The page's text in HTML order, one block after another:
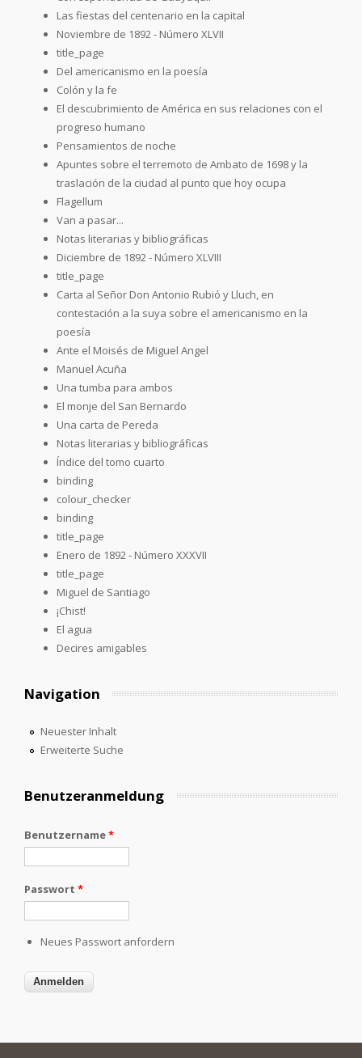
Las fiestas del centenario en la capital
Noviembre de 1892 - Número XLVII
title_page
Del americanismo en la poesía
Colón y la fe
El descubrimiento de América en sus relaciones con el
progreso humano
Pensamientos de noche
Apuntes sobre el terremoto de Ambato de 1698 y la
traslación de la ciudad al punto que hoy ocupa
Flagellum
Van a pasar...
Notas literarias y bibliográficas
Diciembre de 1892 - Número XLVIII
title_page
Carta al Señor Don Antonio Rubió y Lluch, en
contestación a la suya sobre el americanismo en la
poesía
Ante el Moisés de Miguel Angel
Manuel Acuña
Una tumba para ambos
El monje del San Bernardo
Una carta de Pereda
Notas literarias y bibliográficas
Índice del tomo cuarto
binding
colour_checker
binding
title_page
Enero de 1892 - Número XXXVII
title_page
Miguel de Santiago
¡Chist!
El agua
Decires amigables
Navigation
Neuester Inhalt
Erweiterte Suche
Benutzeranmeldung
Benutzername*
Passwort *
Neues Passwort anfordern